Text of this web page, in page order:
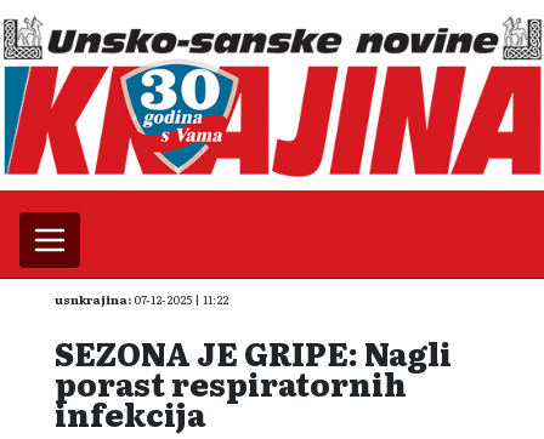
usnkrajina: 07-12-2025 | 11:22
SEZONA JE GRIPE: Nagli
porast respiratornih
infekcija